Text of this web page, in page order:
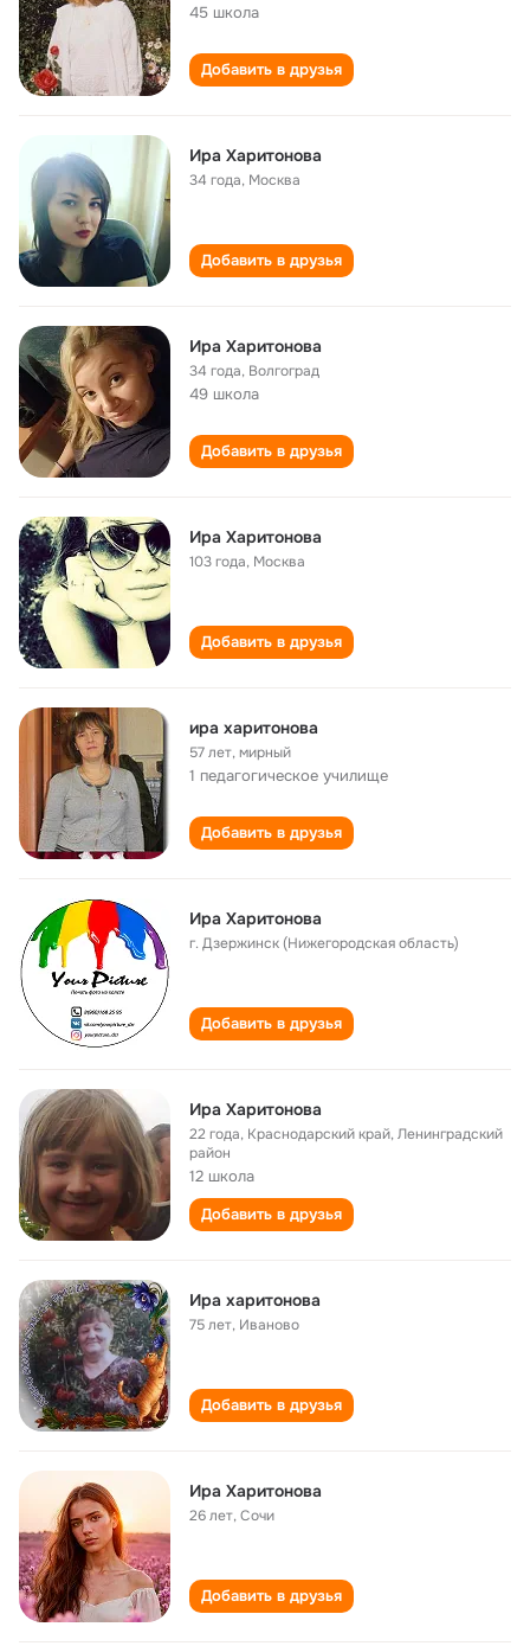
45 школа
Добавить в друзья
Ира Харитонова
34 года, Москва
Добавить в друзья
Ира Харитонова
34 года, Волгоград
49 школа
Добавить в друзья
Ира Харитонова
103 года, Москва
Добавить в друзья
ира харитонова
57 лет,мирный
1 педагогическое училище
Добавить в друзья
Ира Харитонова
г. Дзержинск (Нижегородская область)
Добавить в друзья
Ира Харитонова
22 года, Краснодарский край, Ленинградский
район
12 школа
Добавить в друзья
Ира харитонова
75 лет, Иваново
Добавить в друзья
Ира Харитонова
26 лет,Сочи
Добавить в друзья